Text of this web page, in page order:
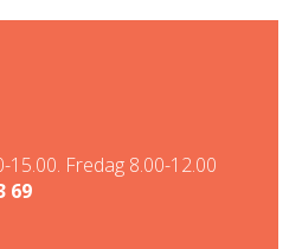
Fredag 8.00-12.00
69